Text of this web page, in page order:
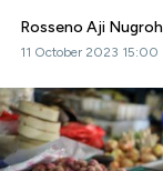
Rosseno Aji
11 October 2023 15:00